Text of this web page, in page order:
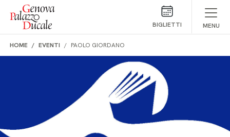
Salta al contenuto
BIGLIETTI MENU
HOME EVENTI PAOLO GIORDANO